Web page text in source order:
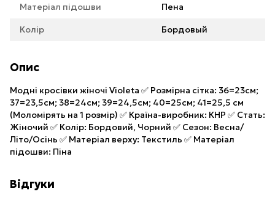
Матеріал підошви Пена
Колір Бордовый
Опис
Модні кросівки жіночі Violeta ✅ Розмірна сітка: 36=23см;
37=23,5см; 38=24см; 39=24,5см; 40=25см; 41=25,5 см
(Моломірять на 1 розмір) ✅ Країна-виробник: КНР ✅ Стать:
Жіночий ✅ Колір: Бордовий, Чорний ✅ Сезон: Весна/
Літо/Осінь ✅ Матеріал верху: Текстиль ✅ Матеріал
підошви: Піна
Відгуки